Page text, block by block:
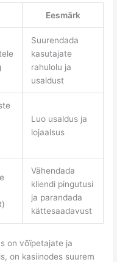
Eesmärk
Suurendada
kasutajate
rahulolu ja
usaldust
Luo usaldus ja
lojaalsus
Vähendada
kliendi pingutusi
ja parandada
kättesaadavust
on võïpetajate ja
on kasiinodes suurem